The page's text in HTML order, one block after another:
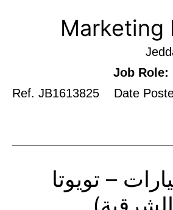
Marketing
Job Role:
Ref. JB1613825 Date
– تويوتا